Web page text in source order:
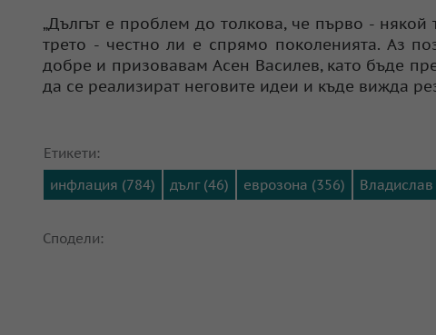
„Дългът е проблем до толкова, че първо -
трето - честно ли е спрямо поколенията. Аз
добре и призовавам Асен Василев, като бъде
да се реализират неговите идеи и къде вижда
Етикети:
инфлация (784)
дълг (46) еврозона (356) Владислав
Сподели: